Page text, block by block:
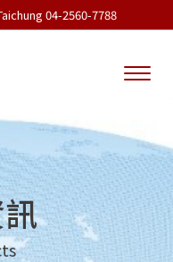
04-2560-7788